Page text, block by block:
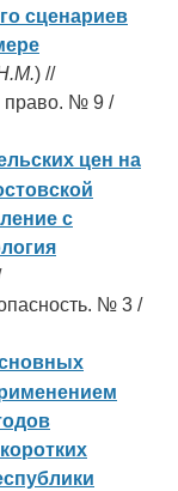
сценариев
) //
право. № 9 /
цен на
с
№ 3 /